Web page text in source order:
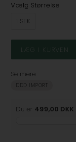
Vælg Størrelse
1 STK
Se mere
DDD IMPORT
Du er 499,00 DKK